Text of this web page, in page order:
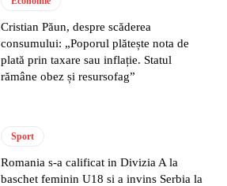
Cristian Păun, despre scăderea
consumului: „Poporul plătește nota de
plată prin taxare sau inflație. Statul
rămâne obez și resursofag”
Sport
Romania s-a calificat in Divizia A la
baschet feminin U18 si a invins Serbia la